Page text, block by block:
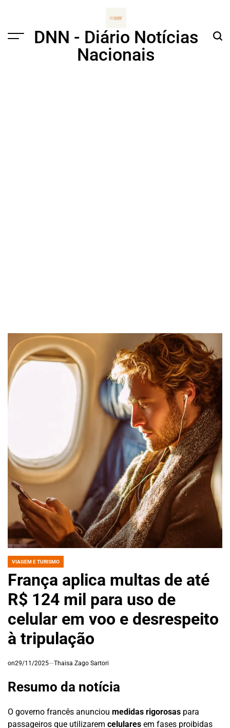
Menu
DNN - Diário Notícias
Nacionais
POSTED
VIAGEM E TURISMO
França aplica multas de até
R$ 124 mil para uso de
celular em voo e desrespeito
à tripulação
on29/11/2025 Thaisa Zago Sartori
Resumo da notícia
O governo francês anunciou medidas rigorosas para
passageiros que utilizarem celulares em fases proibidas